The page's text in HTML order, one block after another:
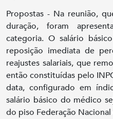
Propostas - Na reunião,
duração, foram
categoria. O salário
reposição imediata de
reajustes salariais, que
então constituídas pelo
data, configurado em
salário básico do médico
do piso Federação